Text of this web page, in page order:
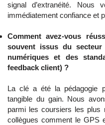
signal d’extranéité. Nous
immédiatement confiance et
Comment avez-vous
souvent issus du
numériques et des
feedback client) ?
La clé a été la pédagogie
tangible du gain. Nous
parmi les coursiers les plus
collègues comment le GPS